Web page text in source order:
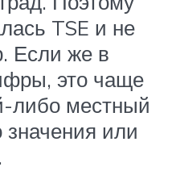
TSE и не
Если же в
это чаще
либо местный
значения или